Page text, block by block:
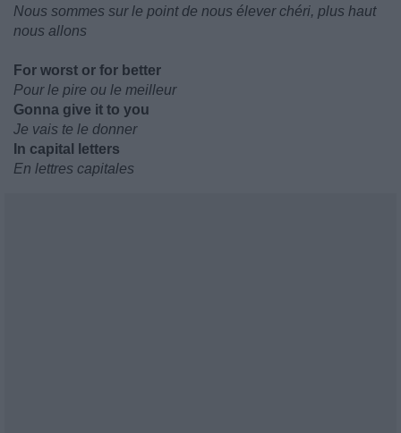
Nous sommes sur le point de nous élever chéri, plus haut
nous allons
For worst or for better
Pour le pire ou le meilleur
Gonna give it to you
Je vais te le donner
In capital letters
En lettres capitales